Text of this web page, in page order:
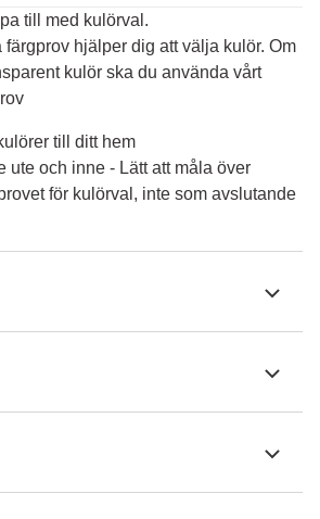
till med kulörval.
hjälper dig att välja kulör. Om
kulör ska du använda vårt
till ditt hem
ute och inne - Lätt att måla över
för kulörval, inte som avslutande